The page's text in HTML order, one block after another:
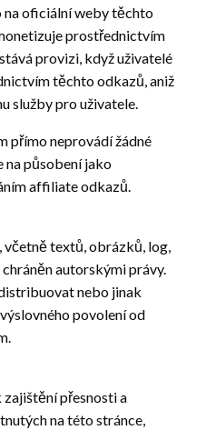
oficiální weby těchto
prostřednictvím
provizi, když uživatelé
těchto odkazů, aniž
služby pro uživatele.
přímo neprovádí žádné
na působení jako
affiliate odkazů.
textů, obrázků, log,
autorskými právy.
nebo jinak
povolení od
přesnosti a
na této stránce,